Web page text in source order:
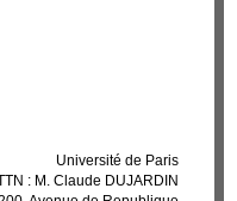
Université de Paris
: M. Claude DUJARDIN